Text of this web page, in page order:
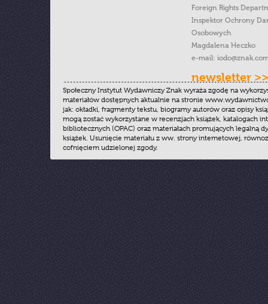
Foreign Rights
Inspektor Ochrony
Osobowych
Magdalena Heczko
e-mail:
newsletter >>
Społeczny Instytut Wydawniczy Znak wyraża zgodę na
materiałów dostępnych aktualnie na stronie
jak: okładki, fragmenty tekstu, biogramy autorów oraz opisy
mogą zostać wykorzystane w recenzjach książek, katalogach
bibliotecznych (OPAC) oraz materiałach promujących legalną
książek. Usunięcie materiału z ww. strony internetowej,
cofnięciem udzielonej zgody.